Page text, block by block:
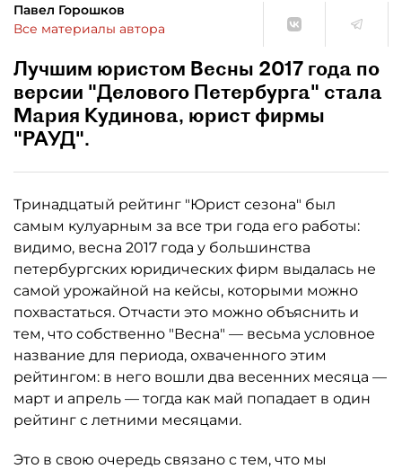
Павел Горошков
Все материалы автора
Лучшим юристом Весны 2017 года по
версии "Делового Петербурга" стала
Мария Кудинова, юрист фирмы
"РАУД".
Тринадцатый рейтинг "Юрист сезона" был
самым кулуарным за все три года его работы:
видимо, весна 2017 года у большинства
петербургских юридических фирм выдалась не
самой урожайной на кейсы, которыми можно
похвастаться. Отчасти это можно объяснить и
тем, что собственно "Весна" — весьма условное
название для периода, охваченного этим
рейтингом: в него вошли два весенних месяца —
март и апрель — тогда как май попадает в один
рейтинг с летними месяцами.
Это в свою очередь связано с тем, что мы